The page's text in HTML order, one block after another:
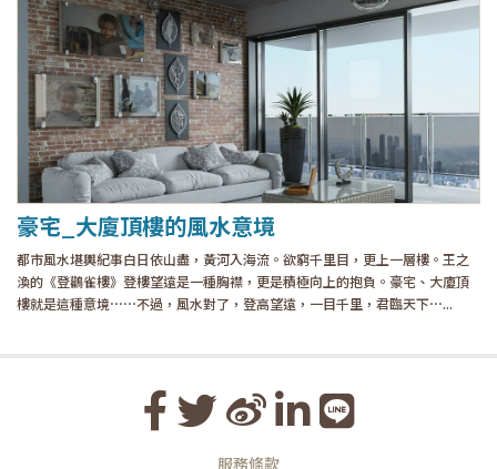
豪宅_大廈頂樓的風水意境
都市風水堪輿紀事白日依山盡，黃河入海流。欲窮千里目，更上一層樓。王之
渙的《登鸛雀樓》登樓望遠是一種胸襟，更是積極向上的抱負。豪宅、大廈頂
樓就是這種意境⋯⋯不過，風水對了，登高望遠，一目千里，君臨天下⋯...
服務條款